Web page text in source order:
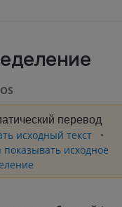
перевод
исходный текст
показывать исходное